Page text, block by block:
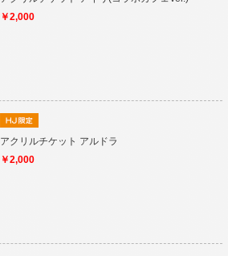
￥2,000
アクリルチケット アルドラ
￥2,000